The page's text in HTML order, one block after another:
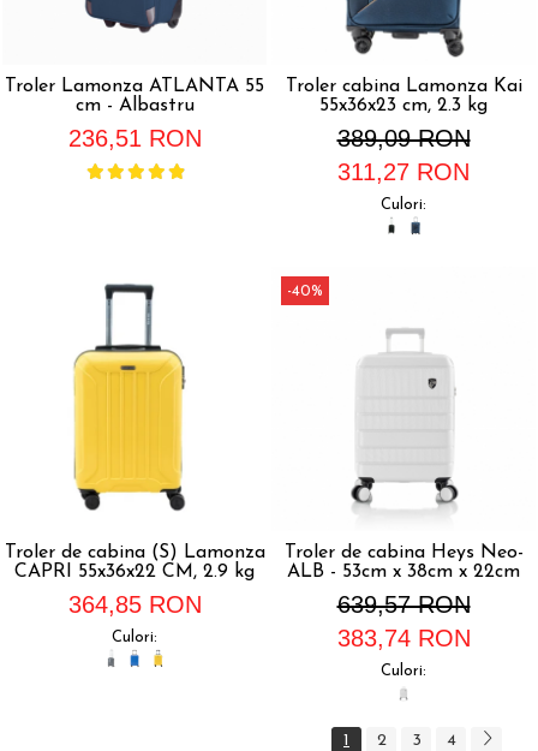
Troler Lamonza ATLANTA 55
cm - Albastru
236,51 RON
Troler cabina Lamonza Kai
55x36x23 cm, 2.3 kg
389,09 RON
311,27 RON
Culori:
Troler de cabina (S) Lamonza
CAPRI 55x36x22 CM, 2.9 kg
364,85 RON
Culori:
-40%
Troler de cabina Heys Neo-
ALB - 53cm x 38cm x 22cm
639,57 RON
383,74 RON
Culori:
1 2 3 4